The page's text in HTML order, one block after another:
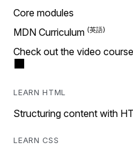
Core modules
MDN Curriculum
Check out the video
LEARN HTML
Structuring content with
LEARN CSS